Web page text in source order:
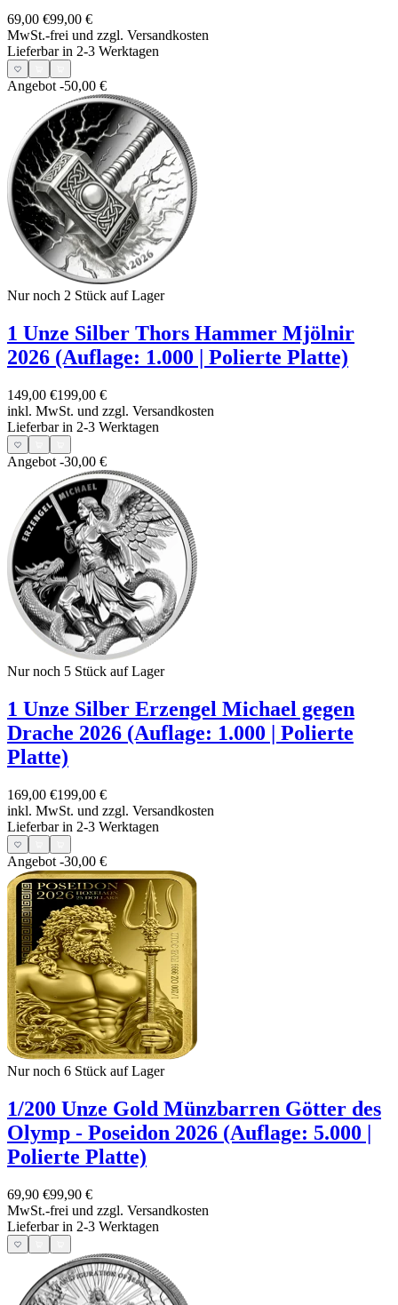
69,00 €99,00 €
MwSt.-frei und zzgl. Versandkosten
Lieferbar in 2-3 Werktagen
Angebot -50,00 €
Nur noch 2 Stück auf Lager
1 Unze Silber Thors Hammer Mjölnir
2026 (Auflage: 1.000 | Polierte Platte)
149,00 €199,00 €
inkl. MwSt. und zzgl. Versandkosten
Lieferbar in 2-3 Werktagen
Angebot -30,00 €
Nur noch 5 Stück auf Lager
1 Unze Silber Erzengel Michael gegen
Drache 2026 (Auflage: 1.000 | Polierte
Platte)
169,00 €199,00 €
inkl. MwSt. und zzgl. Versandkosten
Lieferbar in 2-3 Werktagen
Angebot -30,00 €
Nur noch 6 Stück auf Lager
1/200 Unze Gold Münzbarren Götter des
Olymp - Poseidon 2026 (Auflage: 5.000 |
Polierte Platte)
69,90 €99,90 €
MwSt.-frei und zzgl. Versandkosten
Lieferbar in 2-3 Werktagen